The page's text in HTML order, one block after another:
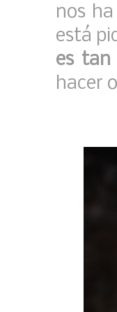
nos
está
es tan
hacer